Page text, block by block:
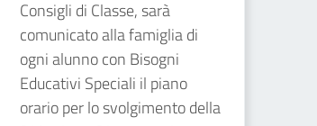
Consigli di Classe, sarà
comunicato alla famiglia di
ogni alunno con Bisogni
Educativi Speciali il piano
orario per lo svolgimento della